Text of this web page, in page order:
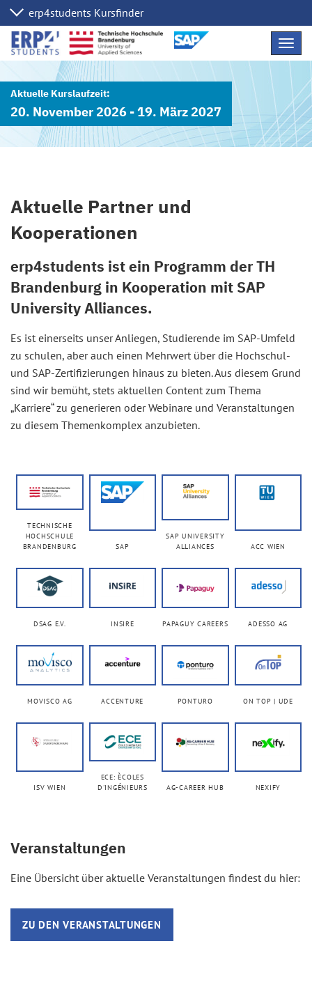
20. November 2026 - 19. März 2027
Aktuelle Partner und
Kooperationen
erp4students ist ein Programm der TH
Brandenburg in Kooperation mit SAP
University Alliances.
Es ist einerseits unser Anliegen, Studierende im SAP-Umfeld
zu schulen, aber auch einen Mehrwert über die Hochschul-
und SAP-Zertifizierungen hinaus zu bieten. Aus diesem Grund
sind wir bemüht, stets aktuellen Content zum Thema
„Karriere“ zu generieren oder Webinare und Veranstaltungen
zu diesem Themenkomplex anzubieten.
Veranstaltungen
Eine Übersicht über aktuelle Veranstaltungen findest du hier:
ZU DEN VERANSTALTUNGEN